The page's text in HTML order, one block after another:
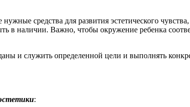
средства для развития эстетического
в наличии. Важно, чтобы окружение ребенка
и служить определенной цели и выполнять
: